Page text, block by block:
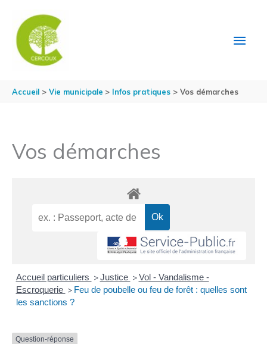
Accueil Vie municipale Infos pratiques Vos démarches
Vos démarches
Accueil particuliers > Justice > Vol - Vandalisme -
Escroquerie > Feu de poubelle ou feu de forêt : quelles sont
les sanctions ?
Question-réponse